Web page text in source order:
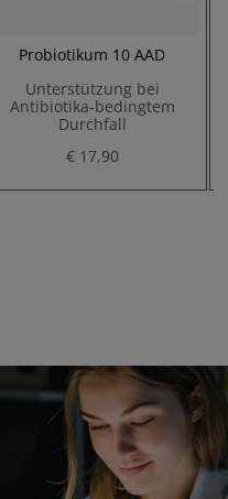
Probiotikum 10 AAD
Unterstützung bei
Antibiotika-bedingtem
Durchfall
€ 17,90